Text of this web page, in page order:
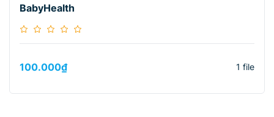
BabyHealth
100.000₫ 1 file